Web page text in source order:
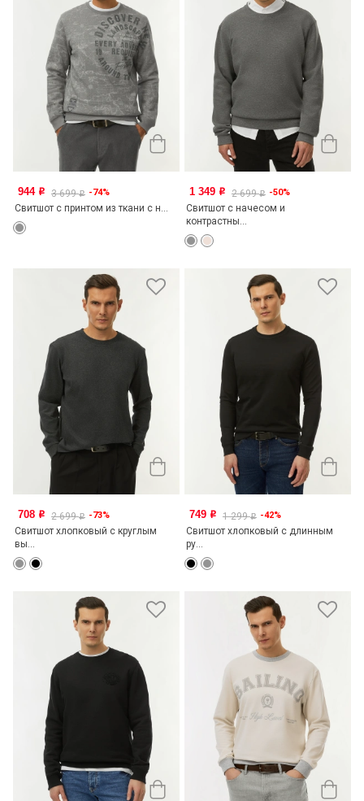
944 o 3 699o -74%
Свитшот с принтом из ткани с н...
1 349 o 2 699o -50%
Свитшот с начесом и
контрастны...
708 o 2 699o -73%
Свитшот хлопковый с круглым
вы...
749 o 1 299o -42%
Свитшот хлопковый с длинным
ру...